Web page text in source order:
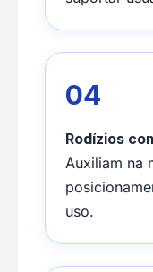
04
Rodízios
Auxiliam na
uso.